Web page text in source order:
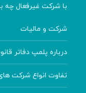
با شرکت غیرفعال چه
شرکت و مالیات
درباره پلمپ دفاتر
تفاوت انواع شرکت